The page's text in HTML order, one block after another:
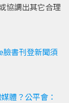
協調出其它合理
書刊登新聞須
體？公平會：